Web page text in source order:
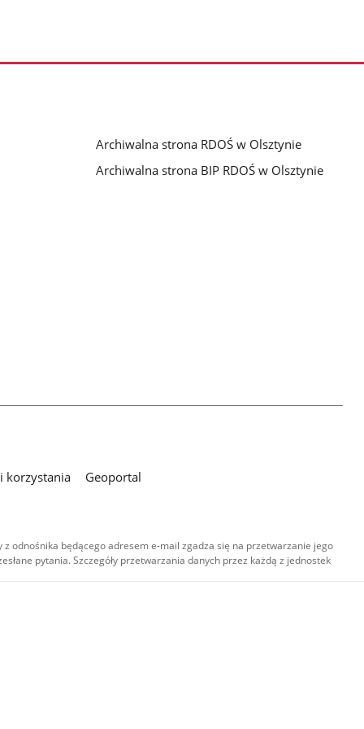
Archiwalna strona RDOŚ w Olsztynie
Archiwalna strona BIP RDOŚ w Olsztynie
korzystania
Geoportal
odnośnika będącego adresem e-mail zgadza się na przetwarzanie jego
pytania. Szczegóły przetwarzania danych przez każdą z jednostek